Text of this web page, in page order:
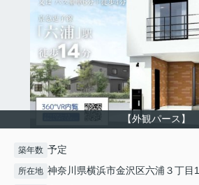
【外観パース】
築年数 予定
所在地 神奈川県横浜市金沢区六浦３丁目